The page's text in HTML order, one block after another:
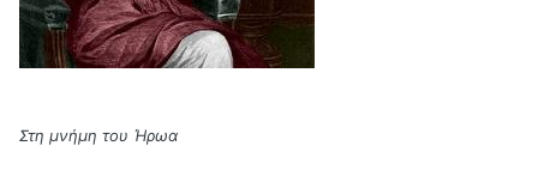
Στη μνήμη του Ήρωα